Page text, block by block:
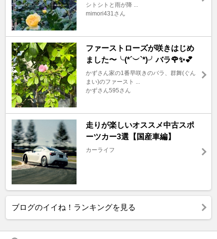
シトシトと雨が降 ...
mimori431さん
ファーストローズが咲きはじめ
ました〜╰(*´︶`*)╯バラ🌹✨💕
かずさん家の1番早咲きのバラ、群舞(ぐん
まい)のファースト ...
かずさん595さん
走りが楽しいオススメ中古スポ
ーツカー3選【国産車編】
カーライフ
ブログのイイね！ランキングを見る